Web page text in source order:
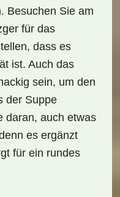
Besuchen Sie am
für das
dass es
ist. Auch das
sein, um den
der Suppe
daran, auch etwas
es ergänzt
für ein rundes